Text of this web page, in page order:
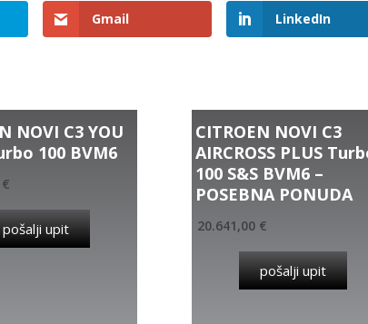
Gmail LinkedIn
NOVI C3 YOU
100 BVM6
€
pošalji upit
CITROEN NOVI C3
AIRCROSS PLUS
100 S&S BVM6 –
POSEBNA PONUDA
20.641,00 €
pošalji upit